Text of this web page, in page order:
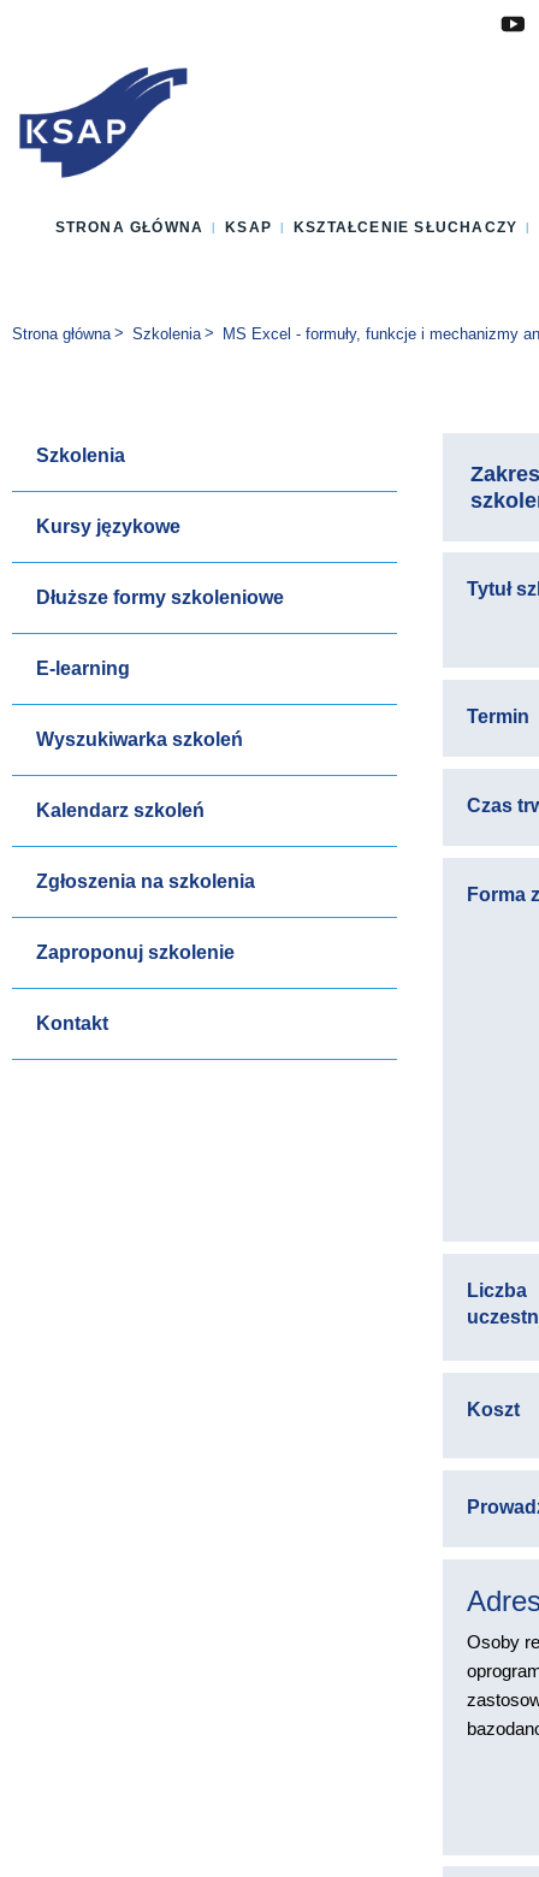
STRONA GŁÓWNA KSAP KSZTAŁCENIE SŁUCHACZY
Jesteś tutaj:
Strona główna Szkolenia MS Excel - formuły, funkcje i mechanizmy
Szkolenia
Kursy językowe
Dłuższe formy szkoleniowe
E-learning
Wyszukiwarka szkoleń
Kalendarz szkoleń
Zgłoszenia na szkolenia
Zaproponuj szkolenie
Kontakt
Zakres
Tytuł
Termin
Czas
Forma
Liczba
Koszt
Osoby